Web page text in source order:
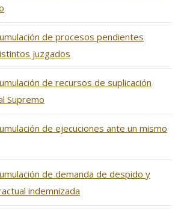
de procesos pendientes
juzgados
de recursos de suplicación
Supremo
de ejecuciones ante un mismo
de demanda de despido y
indemnizada